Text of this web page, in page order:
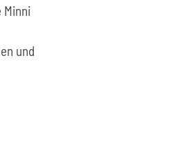
Minni
und